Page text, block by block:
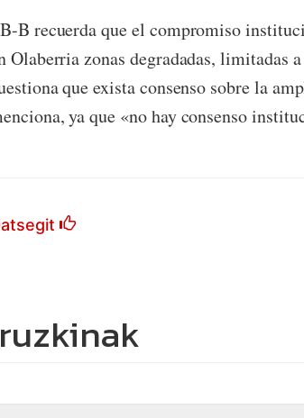
B recuerda que el compromiso
Olaberria zonas degradadas, limitadas
que exista consenso sobre la
ya que «no hay consenso